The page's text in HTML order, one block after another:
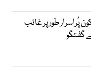
پُراسرار طور پر غائب
گفتگو